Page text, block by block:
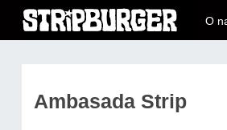
O
Ambasada Strip